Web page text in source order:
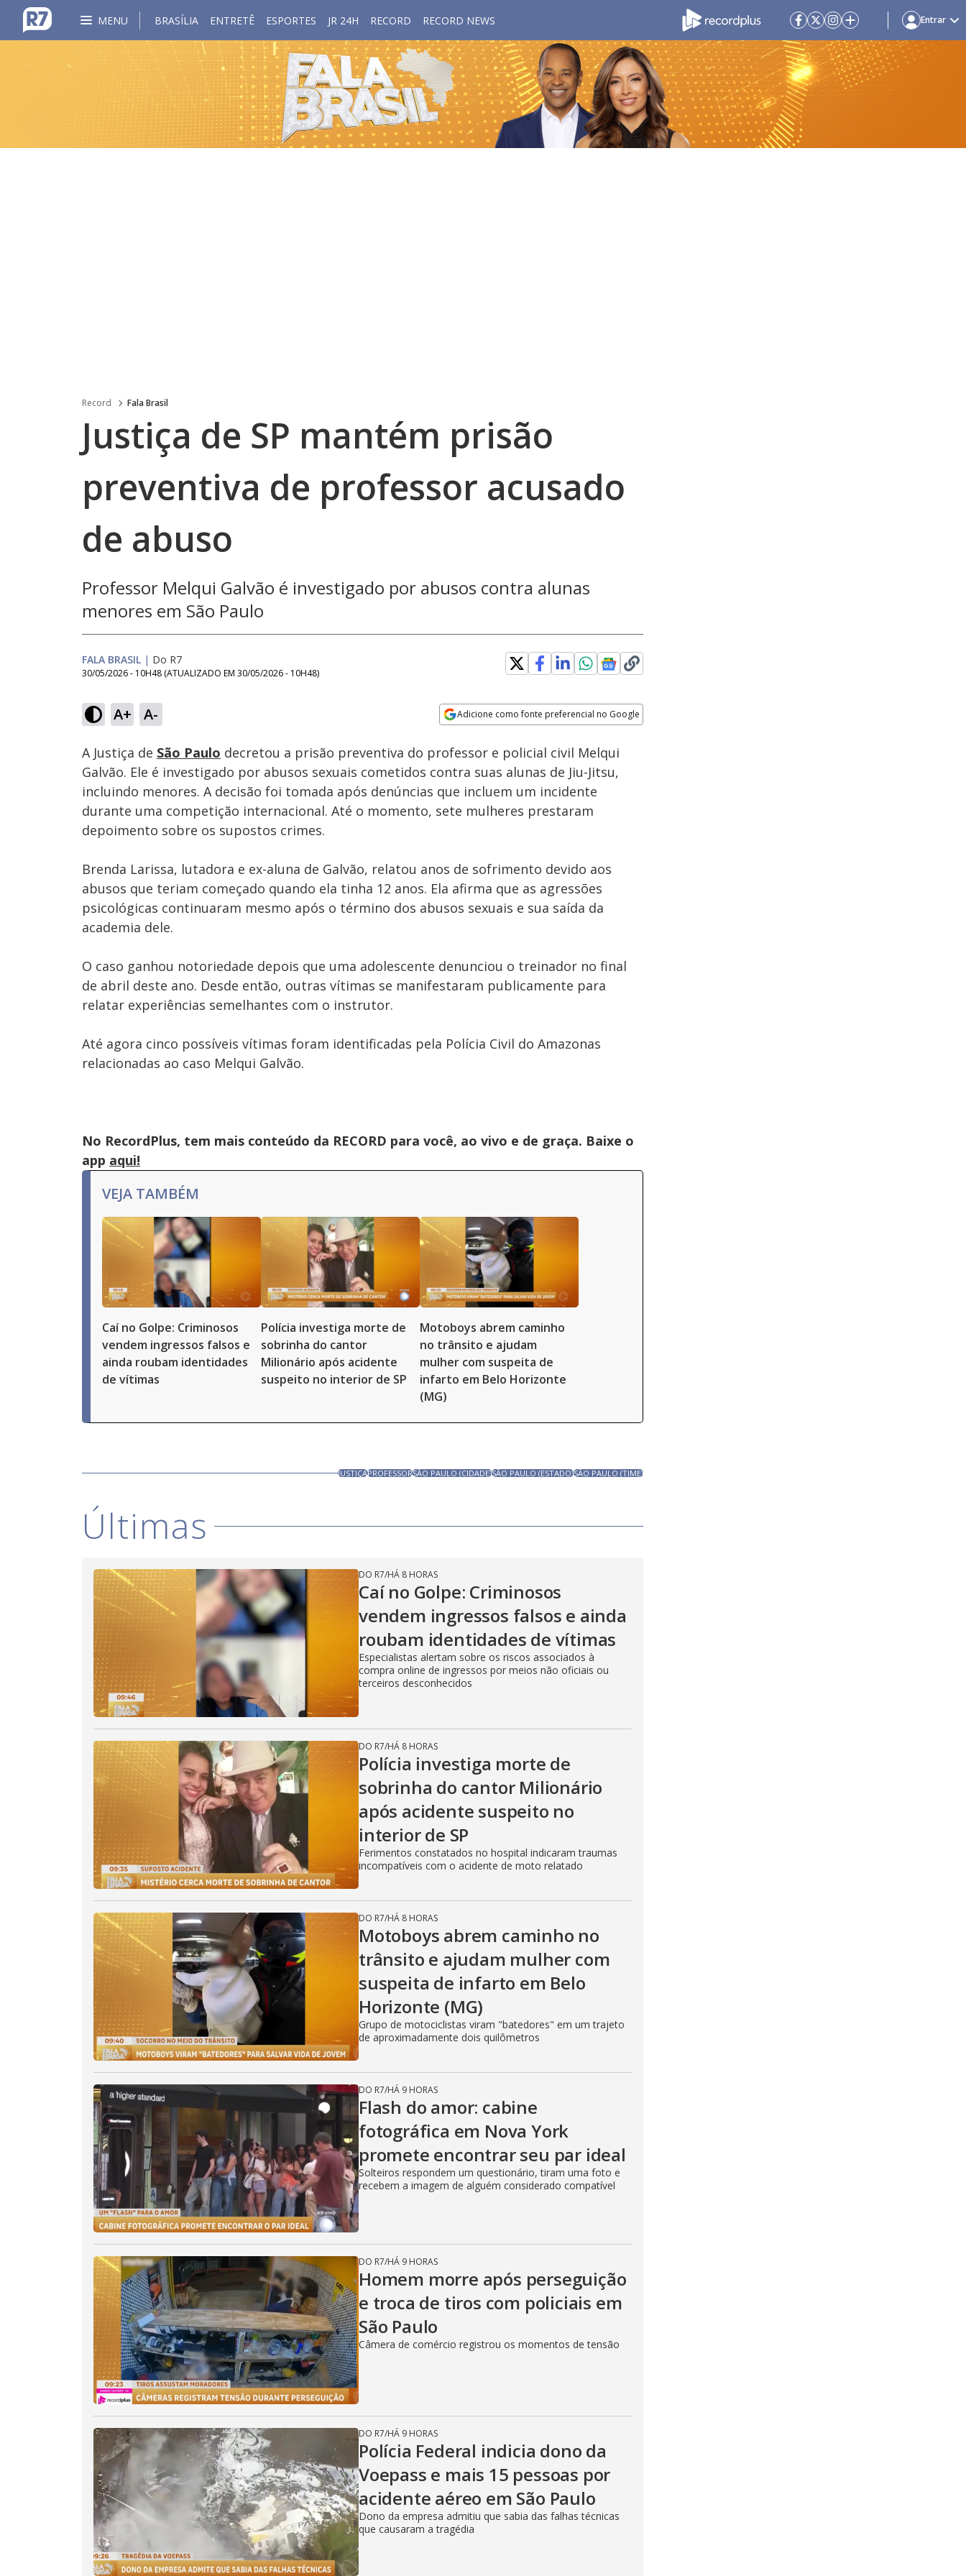
MENU BRASÍLIA ENTRETÊ ESPORTES JR 24H RECORD RECORD NEWS Entrar
Record Fala Brasil
Justiça de SP mantém prisão
preventiva de professor acusado
de abuso
Professor Melqui Galvão é investigado por abusos contra alunas
menores em São Paulo
FALA BRASIL | Do R7
30/05/2026 - 10H48 (ATUALIZADO EM 30/05/2026 - 10H48)
A+ A- Adicione como fonte preferencial no Google
Ativar
Som
Velocidade
A Justiça de São Paulo decretou a prisão preventiva do professor e policial civil Melqui
Galvão. Ele é investigado por abusos sexuais cometidos contra suas alunas de Jiu-Jitsu,
incluindo menores. A decisão foi tomada após denúncias que incluem um incidente
durante uma competição internacional. Até o momento, sete mulheres prestaram
depoimento sobre os supostos crimes.
Brenda Larissa, lutadora e ex-aluna de Galvão, relatou anos de sofrimento devido aos
abusos que teriam começado quando ela tinha 12 anos. Ela afirma que as agressões
psicológicas continuaram mesmo após o término dos abusos sexuais e sua saída da
academia dele.
O caso ganhou notoriedade depois que uma adolescente denunciou o treinador no final
de abril deste ano. Desde então, outras vítimas se manifestaram publicamente para
relatar experiências semelhantes com o instrutor.
Até agora cinco possíveis vítimas foram identificadas pela Polícia Civil do Amazonas
relacionadas ao caso Melqui Galvão.
No RecordPlus, tem mais conteúdo da RECORD para você, ao vivo e de graça. Baixe o
app aqui!
VEJA TAMBÉM
Caí no Golpe: Criminosos
vendem ingressos falsos e
ainda roubam identidades
de vítimas
Polícia investiga morte de
sobrinha do cantor
Milionário após acidente
suspeito no interior de SP
Motoboys abrem caminho
no trânsito e ajudam
mulher com suspeita de
infarto em Belo Horizonte
(MG)
JUSTIÇAPROFESSORSÃO PAULO (CIDADE)SÃO PAULO (ESTADO)SÃO PAULO (TIME)
Últimas
DO R7/HÁ 8 HORAS
Caí no Golpe: Criminosos
vendem ingressos falsos e ainda
roubam identidades de vítimas
Especialistas alertam sobre os riscos associados à
compra online de ingressos por meios não oficiais ou
terceiros desconhecidos
DO R7/HÁ 8 HORAS
Polícia investiga morte de
sobrinha do cantor Milionário
após acidente suspeito no
interior de SP
Ferimentos constatados no hospital indicaram traumas
incompatíveis com o acidente de moto relatado
DO R7/HÁ 8 HORAS
Motoboys abrem caminho no
trânsito e ajudam mulher com
suspeita de infarto em Belo
Horizonte (MG)
Grupo de motociclistas viram "batedores" em um trajeto
de aproximadamente dois quilômetros
DO R7/HÁ 9 HORAS
Flash do amor: cabine
fotográfica em Nova York
promete encontrar seu par ideal
Solteiros respondem um questionário, tiram uma foto e
recebem a imagem de alguém considerado compatível
DO R7/HÁ 9 HORAS
Homem morre após perseguição
e troca de tiros com policiais em
São Paulo
Câmera de comércio registrou os momentos de tensão
DO R7/HÁ 9 HORAS
Polícia Federal indicia dono da
Voepass e mais 15 pessoas por
acidente aéreo em São Paulo
Dono da empresa admitiu que sabia das falhas técnicas
que causaram a tragédia